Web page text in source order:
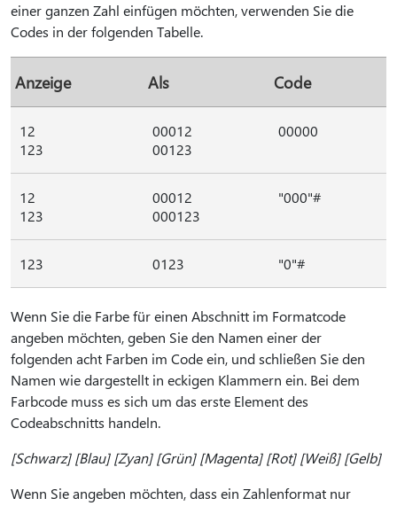
einer ganzen Zahl einfügen möchten, verwenden Sie die
Codes in der folgenden Tabelle.
Anzeige Als Code
12
123
00012
00123
00000
12
123
00012
000123
"000"#
123 0123 "0"#
Wenn Sie die Farbe für einen Abschnitt im Formatcode
angeben möchten, geben Sie den Namen einer der
folgenden acht Farben im Code ein, und schließen Sie den
Namen wie dargestellt in eckigen Klammern ein. Bei dem
Farbcode muss es sich um das erste Element des
Codeabschnitts handeln.
[Schwarz] [Blau] [Zyan] [Grün] [Magenta] [Rot] [Weiß] [Gelb]
Wenn Sie angeben möchten, dass ein Zahlenformat nur